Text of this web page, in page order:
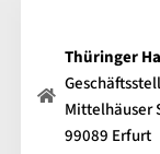
Thüringer
Mittelhäuser
99089 Erfurt